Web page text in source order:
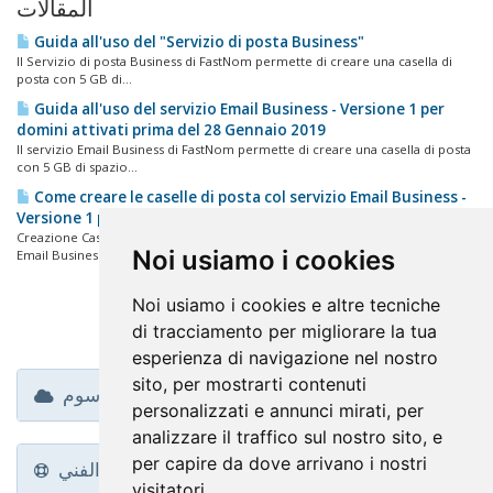
Noi usiamo i cookies
Noi usiamo i cookies e altre tecniche
di tracciamento per migliorare la tua
esperienza di navigazione nel nostro
sito, per mostrarti contenuti
personalizzati e annunci mirati, per
analizzare il traffico sul nostro sito, e
per capire da dove arrivano i nostri
المقالات
Guida all'uso del "Servizio di posta Business"
Il Servizio di posta Business di FastNom permette di creare una casella di
posta con 5 GB di...
Guida all'uso del servizio Email Business - Versione 1 per
domini attivati prima del 28 Gennaio 2019
Il servizio Email Business di FastNom permette di creare una casella di posta
con 5 GB di spazio...
Come creare le caselle di posta col servizio Email Business -
Versione 1 per domini attivati prima del 28 Gennaio 2019
Creazione Caselle di Posta Per creare le tue caselle di posta col servizio
Email Business,...
وسوم
الدعم الفني